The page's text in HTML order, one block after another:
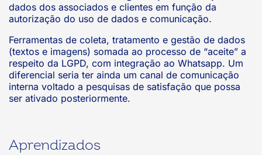
dados dos associados e clientes em função da
autorização do uso de dados e comunicação.
Ferramentas de coleta, tratamento e gestão de dados
(textos e imagens) somada ao processo de “aceite” a
respeito da LGPD, com integração ao Whatsapp. Um
diferencial seria ter ainda um canal de comunicação
interna voltado a pesquisas de satisfação que possa
ser ativado posteriormente.
Aprendizados